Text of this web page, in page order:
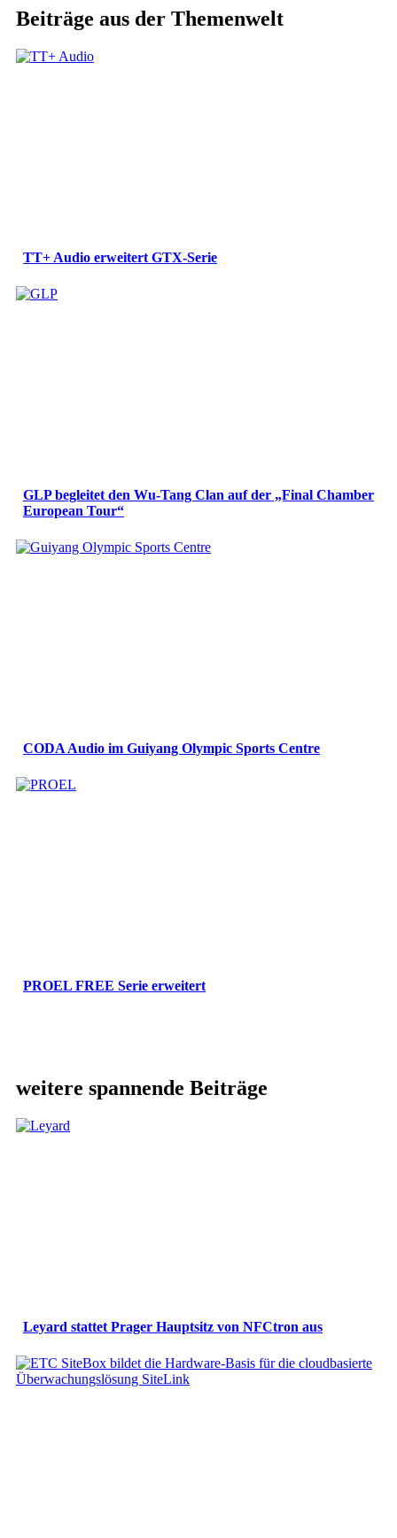
Beiträge aus der Themenwelt
TT+ Audio erweitert GTX-Serie
GLP begleitet den Wu-Tang Clan auf der „Final Chamber
European Tour“
CODA Audio im Guiyang Olympic Sports Centre
PROEL FREE Serie erweitert
weitere spannende Beiträge
Leyard stattet Prager Hauptsitz von NFCtron aus